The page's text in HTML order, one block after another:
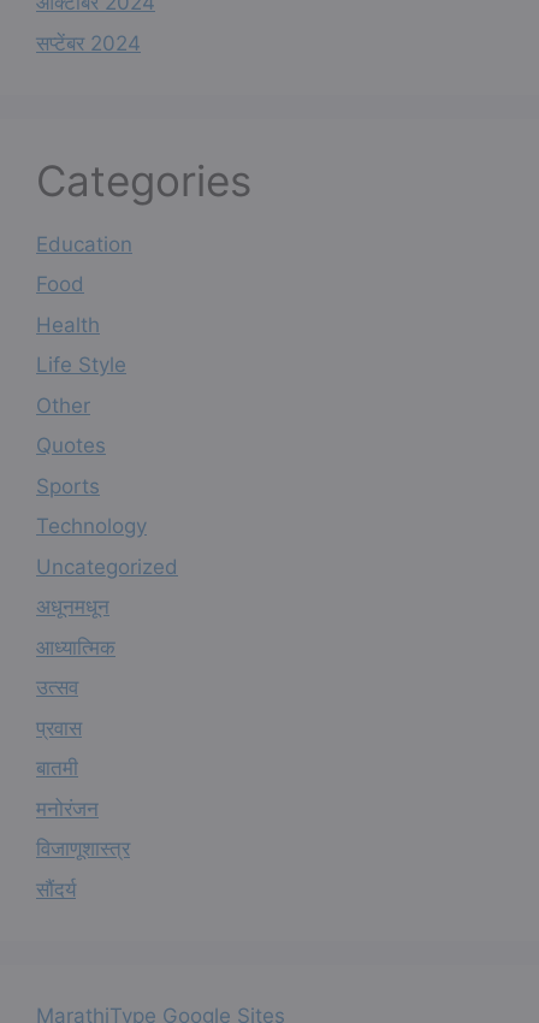
सप्टेंबर 2024
Categories
Education
Food
Health
Life Style
Other
Quotes
Sports
Technology
Uncategorized
अधूनमधून
आध्यात्मिक
उत्सव
प्रवास
बातमी
मनोरंजन
विजाणूशास्त्र
सौंदर्य
MarathiType Google Sites